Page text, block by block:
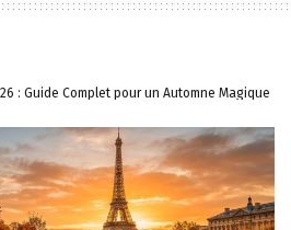
: Guide Complet pour un Automne Magique